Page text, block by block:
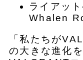
ライアッ
Whalen
「私たちが
の大きな進化